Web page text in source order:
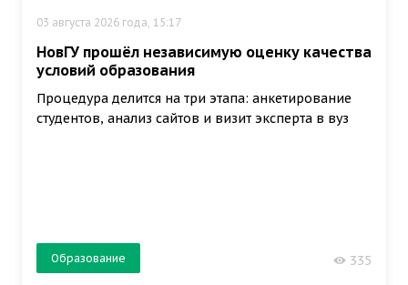
03 августа 2026 года, 15:17
НовГУ прошёл независимую оценку качества
условий образования
Процедура делится на три этапа: анкетирование
студентов, анализ сайтов и визит эксперта в вуз
Образование 335